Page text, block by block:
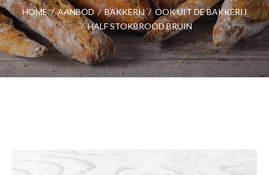
HOME / AANBOD / BAKKERIJ / OOK UIT DE BAKKERIJ
/ HALF STOKBROOD BRUIN